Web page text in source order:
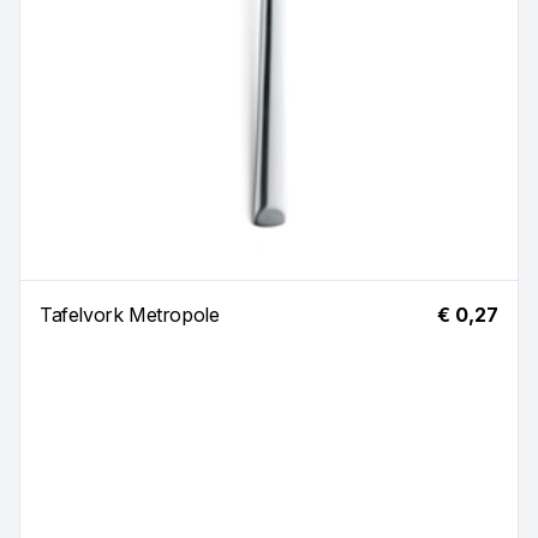
Tafelvork Metropole € 0,27